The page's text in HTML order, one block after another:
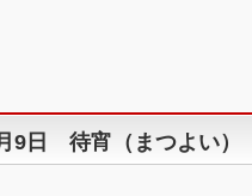
9日 待宵（まつよい）